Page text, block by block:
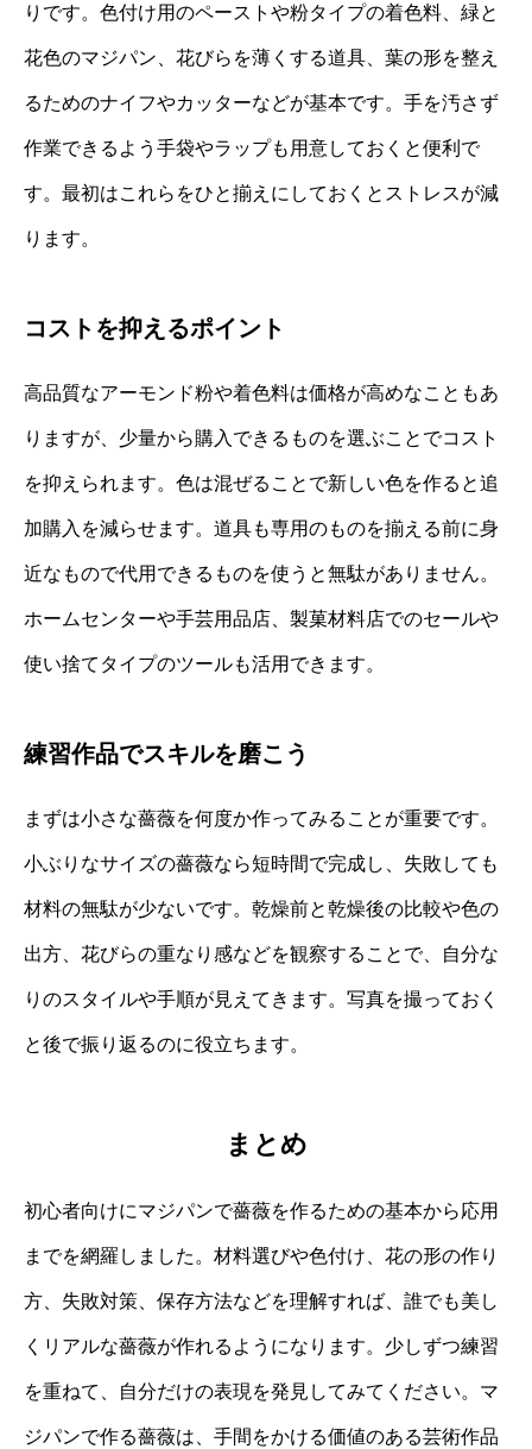
りです。色付け用のペーストや粉タイプの着色料、緑と
花色のマジパン、花びらを薄くする道具、葉の形を整え
るためのナイフやカッターなどが基本です。手を汚さず
作業できるよう手袋やラップも用意しておくと便利で
す。最初はこれらをひと揃えにしておくとストレスが減
ります。
コストを抑えるポイント
高品質なアーモンド粉や着色料は価格が高めなこともあ
りますが、少量から購入できるものを選ぶことでコスト
を抑えられます。色は混ぜることで新しい色を作ると追
加購入を減らせます。道具も専用のものを揃える前に身
近なもので代用できるものを使うと無駄がありません。
ホームセンターや手芸用品店、製菓材料店でのセールや
使い捨てタイプのツールも活用できます。
練習作品でスキルを磨こう
まずは小さな薔薇を何度か作ってみることが重要です。
小ぶりなサイズの薔薇なら短時間で完成し、失敗しても
材料の無駄が少ないです。乾燥前と乾燥後の比較や色の
出方、花びらの重なり感などを観察することで、自分な
りのスタイルや手順が見えてきます。写真を撮っておく
と後で振り返るのに役立ちます。
まとめ
初心者向けにマジパンで薔薇を作るための基本から応用
までを網羅しました。材料選びや色付け、花の形の作り
方、失敗対策、保存方法などを理解すれば、誰でも美し
くリアルな薔薇が作れるようになります。少しずつ練習
を重ねて、自分だけの表現を発見してみてください。マ
ジパンで作る薔薇は、手間をかける価値のある芸術作品